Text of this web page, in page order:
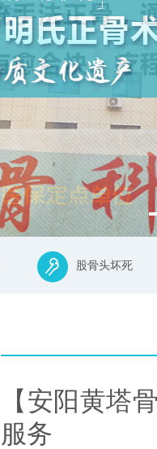
股骨头坏死
【安阳黄塔
服务